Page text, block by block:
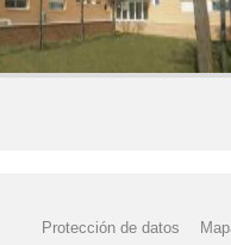
Protección de datos